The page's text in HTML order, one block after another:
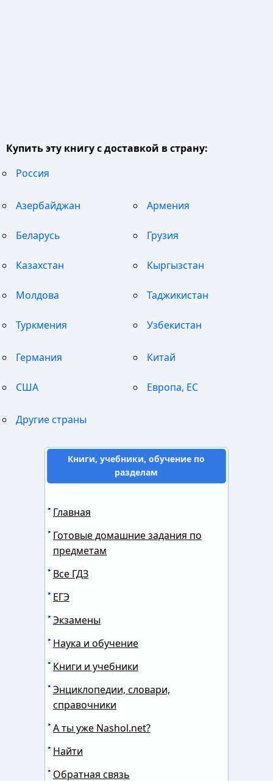
Купить эту книгу с доставкой в страну:
Россия
Азербайджан Армения
Беларусь Грузия
Казахстан Кыргызстан
Молдова Таджикистан
Туркмения Узбекистан
Германия Китай
США Европа, ЕС
Другие страны
Книги, учебники, обучение по
разделам
Главная
Готовые домашние задания по
предметам
Все ГДЗ
ЕГЭ
Экзамены
Наука и обучение
Книги и учебники
Энциклопедии, словари,
справочники
А ты уже Nashol.net?
Найти
Обратная связь